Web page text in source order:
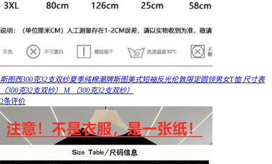
斯图西300克32支双纱夏季纯棉潮牌斯图美式短袖反光伦敦限定圆领男女T恤 尺寸表
（300克32支双纱） M （300克32支双纱）
2条评价